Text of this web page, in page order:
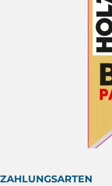
ZAHLUNGSARTEN